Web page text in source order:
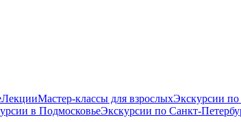
ЛекцииМастер-классы для взрослыхЭкскурсии по
в ПодмосковьеЭкскурсии по Санкт-